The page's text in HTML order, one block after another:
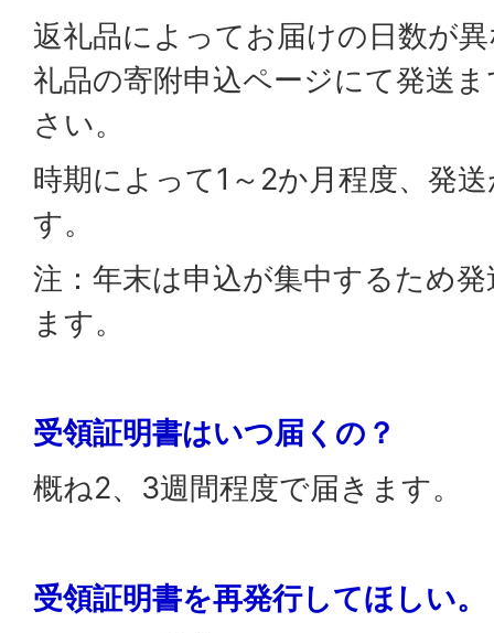
返礼品によってお届けの日数が
礼品の寄附申込ページにて発送
さい。
時期によって1～2か月程度、発
す。
注：年末は申込が集中するため
ます。
受領証明書はいつ届くの？
概ね2、3週間程度で届きます。
受領証明書を再発行してほしい。